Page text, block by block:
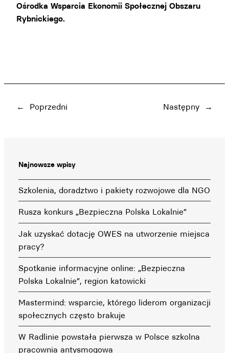
Ośrodka Wsparcia Ekonomii Społecznej Obszaru
Rybnickiego.
← Poprzedni Następny →
Najnowsze wpisy
Szkolenia, doradztwo i pakiety rozwojowe dla NGO
Rusza konkurs „Bezpieczna Polska Lokalnie”
Jak uzyskać dotację OWES na utworzenie miejsca
pracy?
Spotkanie informacyjne online: „Bezpieczna
Polska Lokalnie”, region katowicki
Mastermind: wsparcie, którego liderom organizacji
społecznych często brakuje
W Radlinie powstała pierwsza w Polsce szkolna
pracownia antysmogowa